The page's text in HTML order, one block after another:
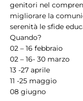
genitori nel
migliorare la
serenità le sfide
Quando?
02 – 16 febbraio
02 – 16- 30 marzo
13 -27 aprile
11 -25 maggio
08 giugno